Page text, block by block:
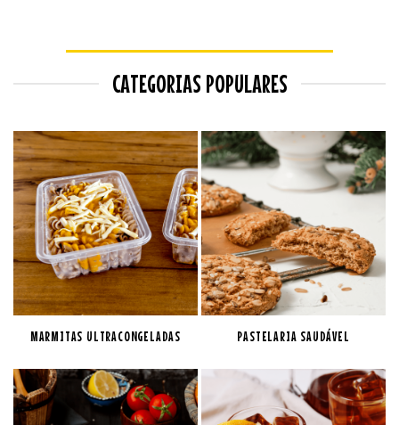
CATEGORIAS POPULARES
MARMITAS ULTRACONGELADAS PASTELARIA SAUDÁVEL